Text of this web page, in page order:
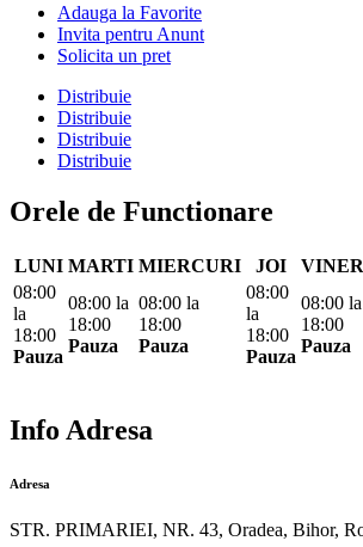
Adauga la Favorite
Invita pentru Anunt
Solicita un pret
Distribuie
Distribuie
Distribuie
Distribuie
Orele de Functionare
LUNI MARTI MIERCURI JOI
08:00
la
18:00
Pauza
08:00 la
18:00
Pauza
08:00 la
18:00
Pauza
08:00
la
18:00
Pauza
08:00 la
18:00
Pauza
Info Adresa
Adresa
STR. PRIMARIEI, NR. 43, Oradea, Bihor,